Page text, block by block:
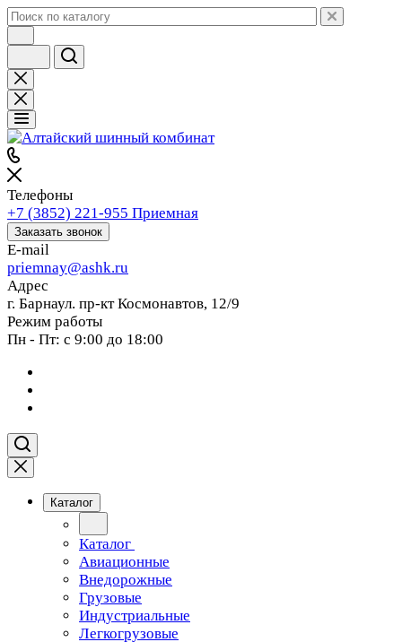
Телефоны
+7 (3852) 221-955 Приемная
Заказать звонок
E-mail
priemnay@ashk.ru
Адрес
г. Барнаул. пр-кт Космонавтов, 12/9
Режим работы
Пн - Пт: с 9:00 до 18:00
Каталог
Каталог
Авиационные
Внедорожные
Грузовые
Индустриальные
Легкогрузовые